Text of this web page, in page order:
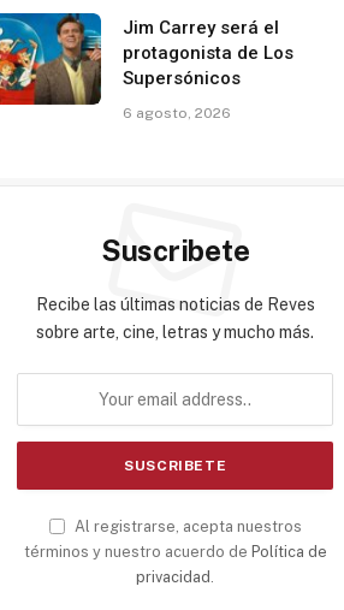
Jim Carrey será el
protagonista de Los
Supersónicos
6 agosto, 2026
Suscribete
Recibe las últimas noticias de Reves
sobre arte, cine, letras y mucho más.
Al registrarse, acepta nuestros
términos y nuestro acuerdo de Política de
privacidad